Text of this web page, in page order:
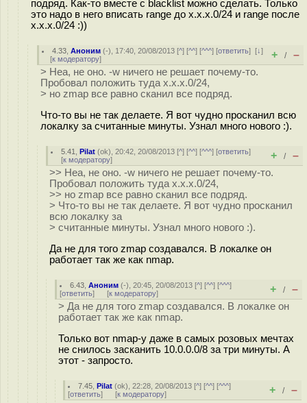
подряд. Как-то вместе с blacklist можно сделать. Только
это надо в него вписать range до x.x.x.0/24 и range после
x.x.x.0/24 :))
4.33 ,Аноним (-), 17:40, 20/08/2013 [^] [^^] [^^^] [ответить][↓]
[к модератору] + / –
> Неа, не оно. -w ничего не решает почему-то.
Пробовал положить туда x.x.x.0/24,
> но zmap все равно сканил все подряд.
Что-то вы не так делаете. Я вот чудно просканил всю
локалку за считанные минуты. Узнал много нового :).
5.41 ,Pilat (ok), 20:42, 20/08/2013 [^] [^^] [^^^] [ответить]
[к модератору] + / –
>> Неа, не оно. -w ничего не решает почему-то.
Пробовал положить туда x.x.x.0/24,
>> но zmap все равно сканил все подряд.
> Что-то вы не так делаете. Я вот чудно просканил
всю локалку за
> считанные минуты. Узнал много нового :).
Да не для того zmap создавался. В локалке он
работает так же как nmap.
6.43 ,Аноним (-), 20:45, 20/08/2013 [^] [^^] [^^^]
[ответить] [к модератору] + / –
> Да не для того zmap создавался. В локалке он
работает так же как nmap.
Только вот nmap-у даже в самых розовых мечтах
не снилось засканить 10.0.0.0/8 за три минуты. А
этот - запросто.
7.45 ,Pilat (ok), 22:28, 20/08/2013 [^] [^^] [^^^]
[ответить] [к модератору] + / –